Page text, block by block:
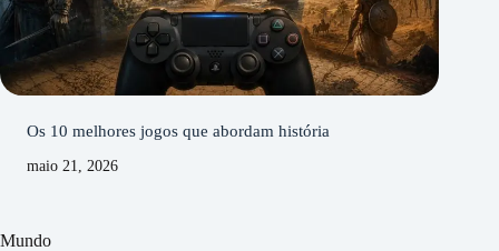
Os 10 melhores jogos que abordam história
maio 21, 2026
Mundo